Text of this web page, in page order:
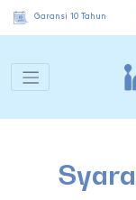
Garansi 10 Tahun